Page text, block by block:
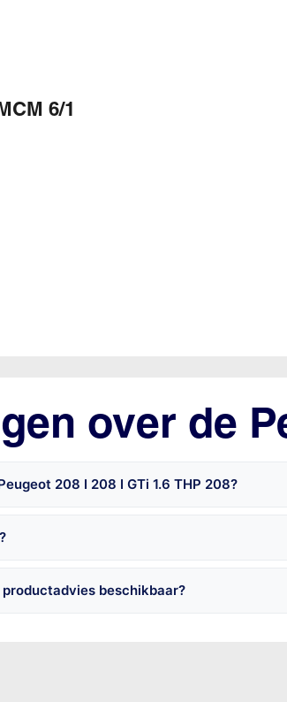
6/1
over de
208 I 208 I GTi 1.6 THP 208?
beschikbaar?